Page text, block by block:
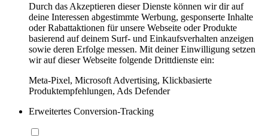
Durch das Akzeptieren dieser Dienste können wir dir auf
deine Interessen abgestimmte Werbung, gesponserte Inhalte
oder Rabattaktionen für unsere Webseite oder Produkte
basierend auf deinem Surf- und Einkaufsverhalten anzeigen
sowie deren Erfolge messen. Mit deiner Einwilligung setzen
wir auf dieser Webseite folgende Drittdienste ein:
Meta-Pixel, Microsoft Advertising, Klickbasierte
Produktempfehlungen, Ads Defender
Erweitertes Conversion-Tracking